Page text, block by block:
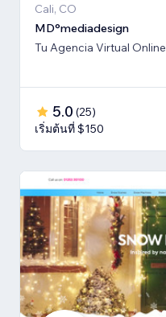
Cali, CO
MD°mediadesign
Tu Agencia Virtual Online
5.0 (25)
เริ่มต้นที่ $150